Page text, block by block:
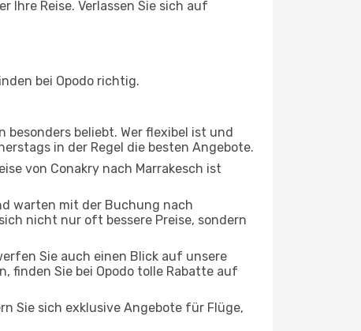
Ihre Reise. Verlassen Sie sich auf
bei Opodo richtig.
besonders beliebt. Wer flexibel ist und
in der Regel die besten Angebote.
von Conakry nach Marrakesch ist
warten mit der Buchung nach
nicht nur oft bessere Preise, sondern
Sie auch einen Blick auf unsere
finden Sie bei Opodo tolle Rabatte auf
Sie sich exklusive Angebote für Flüge,